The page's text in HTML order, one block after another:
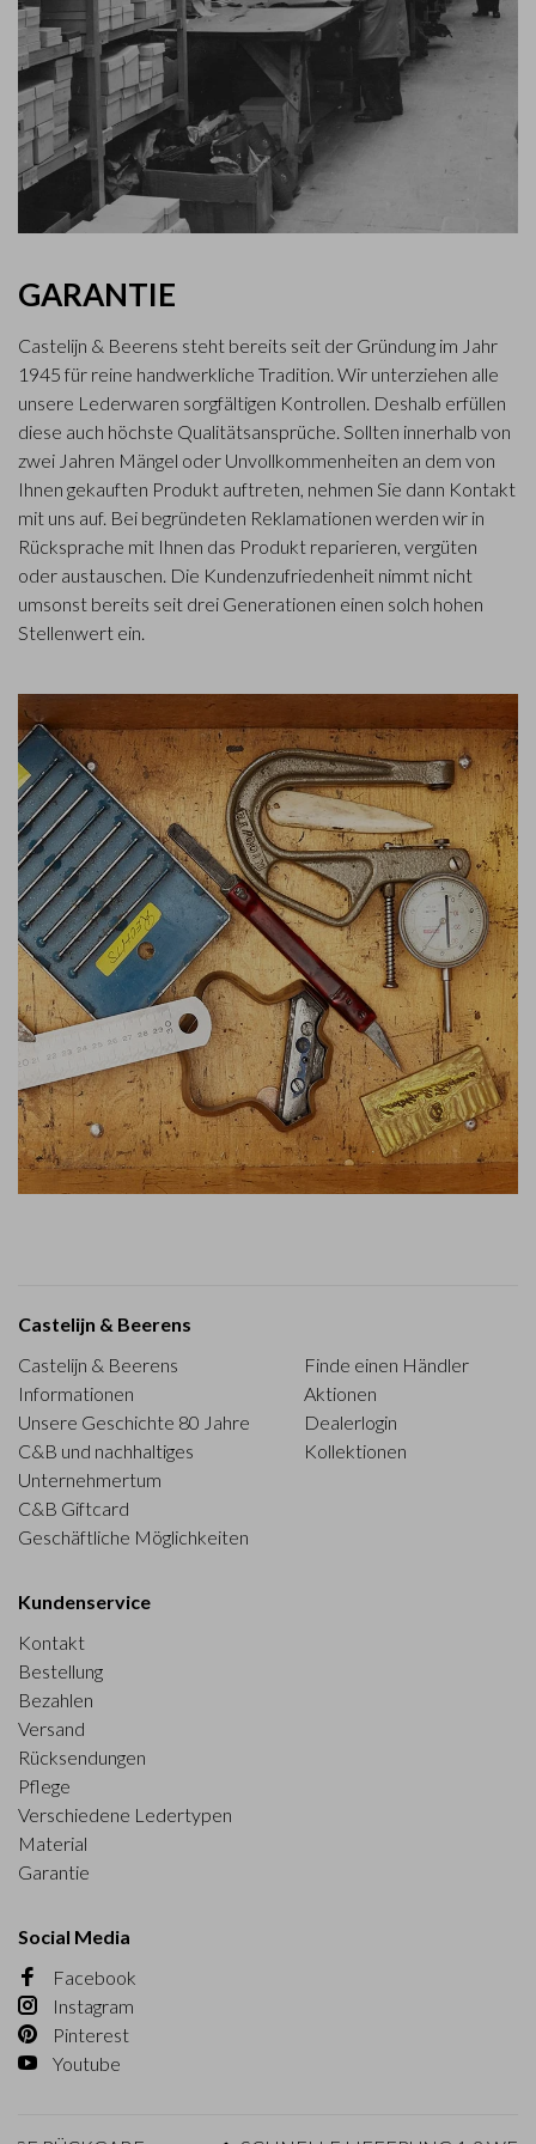
GARANTIE
Castelijn & Beerens steht bereits seit der Gründung im Jahr
1945 für reine handwerkliche Tradition. Wir unterziehen alle
unsere Lederwaren sorgfältigen Kontrollen. Deshalb erfüllen
diese auch höchste Qualitätsansprüche. Sollten innerhalb von
zwei Jahren Mängel oder Unvollkommenheiten an dem von
Ihnen gekauften Produkt auftreten, nehmen Sie dann Kontakt
mit uns auf. Bei begründeten Reklamationen werden wir in
Rücksprache mit Ihnen das Produkt reparieren, vergüten
oder austauschen. Die Kundenzufriedenheit nimmt nicht
umsonst bereits seit drei Generationen einen solch hohen
Stellenwert ein.
Castelijn & Beerens
Castelijn & Beerens
Informationen
Unsere Geschichte 80 Jahre
C&B und nachhaltiges
Unternehmertum
C&B Giftcard
Geschäftliche Möglichkeiten
Finde einen Händler
Aktionen
Dealerlogin
Kollektionen
Kundenservice
Kontakt
Bestellung
Bezahlen
Versand
Rücksendungen
Pflege
Verschiedene Ledertypen
Material
Garantie
Social Media
Facebook
Instagram
Pinterest
Youtube